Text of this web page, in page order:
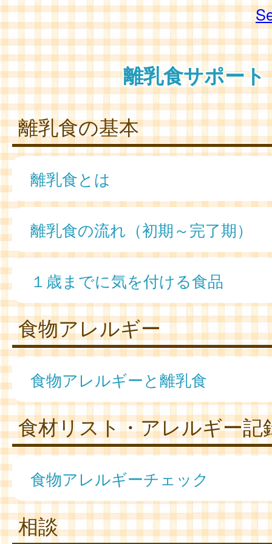
離乳食サポート
離乳食の基本
離乳食とは
離乳食の流れ（初期～完了期）
１歳までに気を付ける食品
食物アレルギー
食物アレルギーと離乳食
食材リスト・アレルギー記
食物アレルギーチェック
相談